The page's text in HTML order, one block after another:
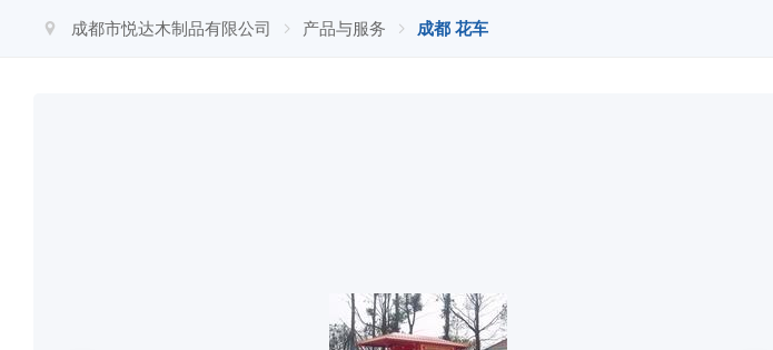
成都市悦达木制品有限公司 产品与服务 成都 花车